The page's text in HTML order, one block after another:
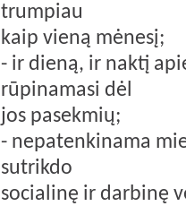
trumpiau
kaip vieną mėnesį;
- ir dieną, ir naktį
rūpinamasi dėl
jos pasekmių;
- nepatenkinama
sutrikdo
socialinę ir darbinę